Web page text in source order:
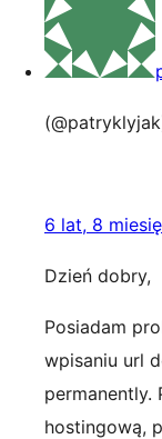
6 lat, 8
Dzień dobry,
Posiadam
wpisaniu url
permanently.
hostingową,